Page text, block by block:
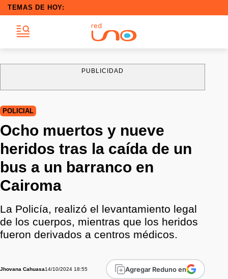
TEMAS DE HOY:
PUBLICIDAD
POLICIAL
Ocho muertos y nueve
heridos tras la caída de un
bus a un barranco en
Cairoma
La Policía, realizó el levantamiento legal
de los cuerpos, mientras que los heridos
fueron derivados a centros médicos.
Jhovana Cahuasa14/10/2024 18:55 Agregar Reduno en